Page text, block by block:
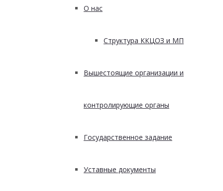
О нас
Структура ККЦОЗ и МП
Вышестоящие организации и
контролирующие органы
Государственное задание
Уставные документы